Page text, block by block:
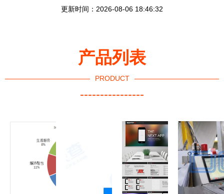
更新时间：2026-08-06 18:46:32
产品列表
PRODUCT
----------------